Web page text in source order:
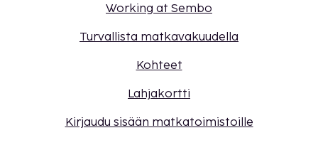
Working at Sembo
Turvallista matkavakuudella
Kohteet
Lahjakortti
Kirjaudu sisään matkatoimistoille